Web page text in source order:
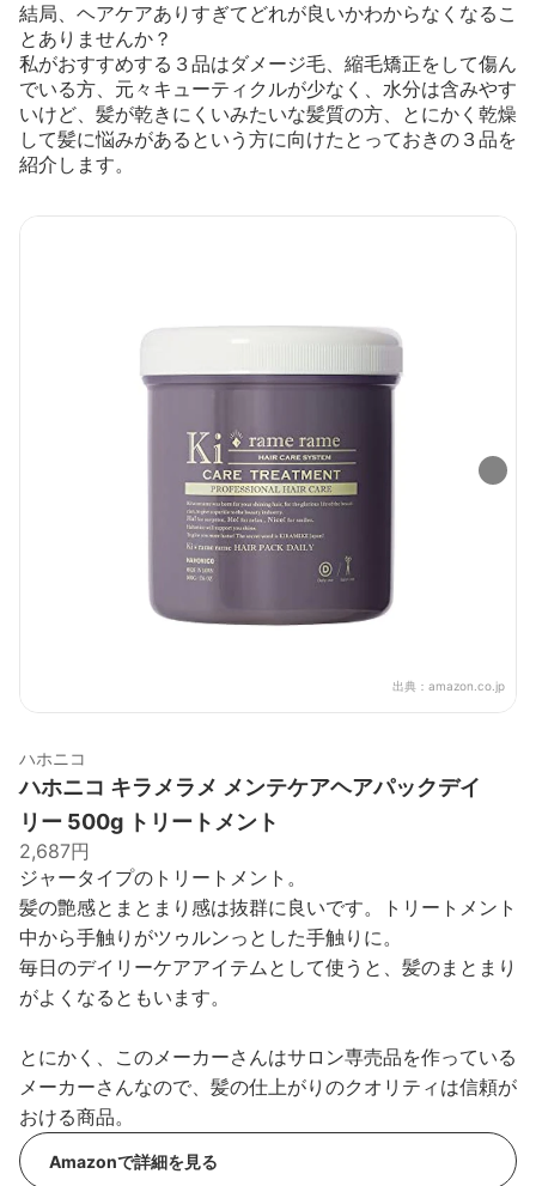
結局、ヘアケアありすぎてどれが良いかわからなくなるこ
とありませんか？
私がおすすめする３品はダメージ毛、縮毛矯正をして傷ん
でいる方、元々キューティクルが少なく、水分は含みやす
いけど、髪が乾きにくいみたいな髪質の方、とにかく乾燥
して髪に悩みがあるという方に向けたとっておきの３品を
紹介します。
出典： amazon.co.jp
ハホニコ
ハホニコ キラメラメ メンテケアヘアパックデイ
リー 500g トリートメント
2,687円
ジャータイプのトリートメント。
髪の艶感とまとまり感は抜群に良いです。トリートメント
中から手触りがツゥルンっとした手触りに。
毎日のデイリーケアアイテムとして使うと、髪のまとまり
がよくなるともいます。
とにかく、このメーカーさんはサロン専売品を作っている
メーカーさんなので、髪の仕上がりのクオリティは信頼が
おける商品。
Amazonで詳細を見る